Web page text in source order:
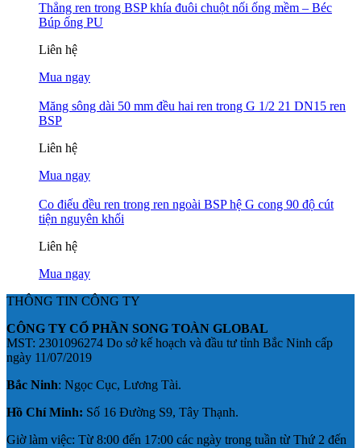
Thẳng ren trong BSP khía đuôi chuột nối ống mềm – Béc
Búp ống PU
Liên hệ
Mua ngay
Măng sông dài 50 mm đều hai ren trong G 1/2 21 DN15 ren
BSP
Liên hệ
Mua ngay
Co điếu đều ren trong ren ngoài BSP hệ G cong 90 độ cút
tiện nguyên khối
Liên hệ
Mua ngay
THÔNG TIN CÔNG TY
CÔNG TY CỔ PHẦN SONG TOÀN GLOBAL
MST: 2301096274 Do sở kế hoạch và đầu tư tỉnh Bắc Ninh cấp
ngày 11/07/2019
Bắc Ninh: Ngọc Cục, Lương Tài.
Hồ Chí Minh: Số 16 Đường S9, Tây Thạnh.
Giờ làm việc: Từ 8:00 đến 17:00 các ngày trong tuần từ Thứ 2 đến